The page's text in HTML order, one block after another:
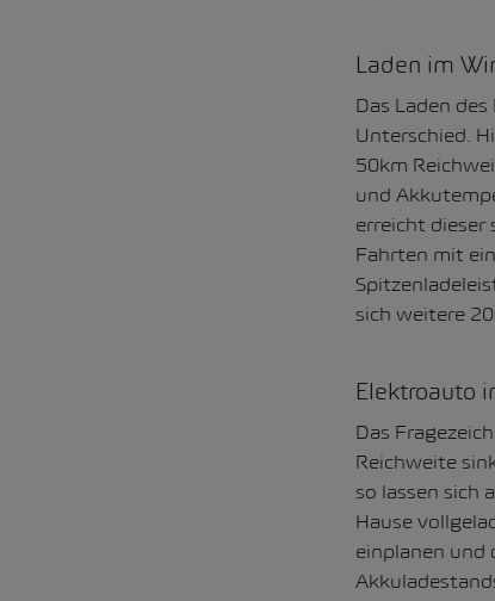
Laden im
Das Laden
Unterschied.
50km
und
erreicht dieser
Fahrten mit
sich weitere
Elektroauto
Das
Reichweite
so lassen sich
Hause
einplanen und